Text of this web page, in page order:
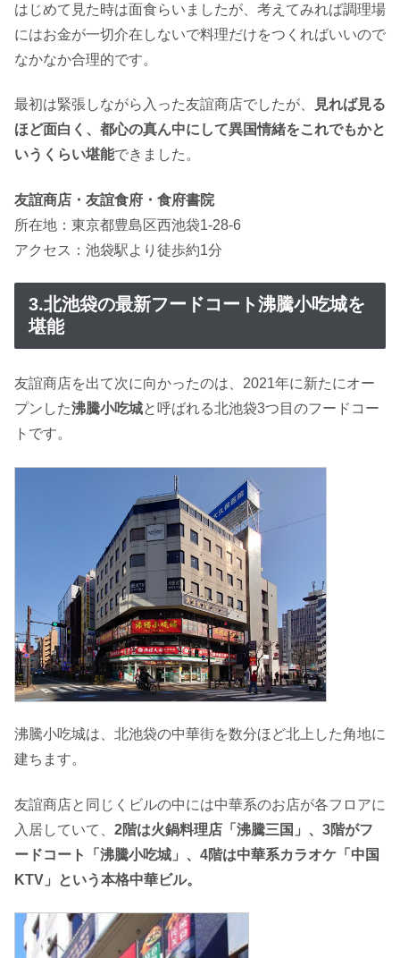
はじめて見た時は面食らいましたが、考えてみれば調理場
にはお金が一切介在しないで料理だけをつくればいいので
なかなか合理的です。
最初は緊張しながら入った友誼商店でしたが、
見れば見る
ほど面白く、都心の真ん中にして異国情緒をこれでもかと
いうくらい堪能できました。
友誼商店・友誼食府・食府書院
所在地：東京都豊島区西池袋1-28-6
アクセス：池袋駅より徒歩約1分
3.北池袋の最新フードコート沸騰小吃城を
堪能
友誼商店を出て次に向かったのは、2021年に新たにオー
プンした沸騰小吃城と呼ばれる北池袋3つ目のフードコー
トです。
沸騰小吃城は、北池袋の中華街を数分ほど北上した角地に
建ちます。
友誼商店と同じくビルの中には中華系のお店が各フロアに
入居していて、 2階は火鍋料理店「沸騰三国」、3階がフ
ードコート「沸騰小吃城」、4階は中華系カラオケ「中国
KTV」という本格中華ビル。